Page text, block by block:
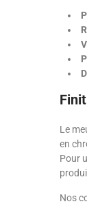
Le
en
Pour
Nos